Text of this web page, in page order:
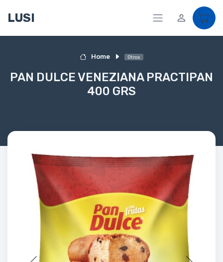
LUSI
Home Otros
PAN DULCE VENEZIANA PRACTIPAN
400 GRS